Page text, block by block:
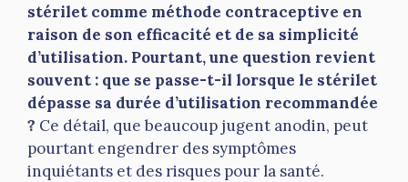
stérilet comme méthode contraceptive en
raison de son efficacité et de sa simplicité
d’utilisation. Pourtant, une question revient
souvent : que se passe-t-il lorsque le stérilet
dépasse sa durée d’utilisation recommandée
? Ce détail, que beaucoup jugent anodin, peut
pourtant engendrer des symptômes
inquiétants et des risques pour la santé.